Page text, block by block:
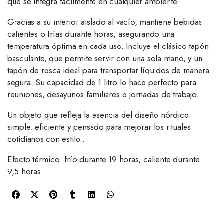
Gracias a su interior aislado al vacío, mantiene bebidas
calientes o frías durante horas, asegurando una
temperatura óptima en cada uso. Incluye el clásico tapón
basculante, que permite servir con una sola mano, y un
tapón de rosca ideal para transportar líquidos de manera
segura. Su capacidad de 1 litro lo hace perfecto para
reuniones, desayunos familiares o jornadas de trabajo..
Un objeto que refleja la esencia del diseño nórdico:
simple, eficiente y pensado para mejorar los rituales
cotidianos con estilo..
Efecto térmico: frío durante 19 horas, caliente durante
9,5 horas.